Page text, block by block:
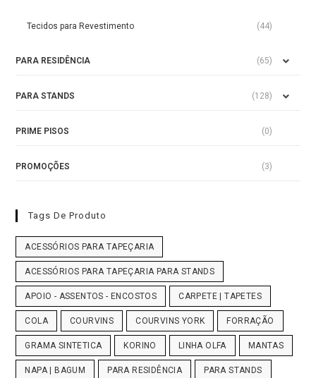
Tecidos para Revestimento (44)
PARA RESIDÊNCIA (65)
PARA STANDS (128)
PRIME PISOS (0)
PROMOÇÕES (3)
Tags De Produto
ACESSÓRIOS PARA TAPEÇARIA
ACESSÓRIOS PARA TAPEÇARIA PARA STANDS
APOIO - ASSENTOS - ENCOSTOS CARPETE | TAPETES
COLA COURVINS COURVINS YORK FORRAÇÃO
GRAMA SINTETICA KORINO LINHA OLFA MANTAS
NAPA | BAGUM PARA RESIDÊNCIA PARA STANDS